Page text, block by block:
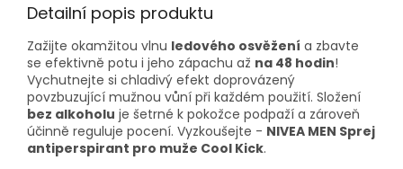
Detailní popis produktu
Zažijte okamžitou vlnu ledového osvěžení a zbavte
se efektivně potu i jeho zápachu až na 48 hodin!
Vychutnejte si chladivý efekt doprovázený
povzbuzující mužnou vůní při každém použití. Složení
bez alkoholu je šetrné k pokožce podpaží a zároveň
účinně reguluje pocení. Vyzkoušejte - NIVEA MEN Sprej
antiperspirant pro muže Cool Kick.